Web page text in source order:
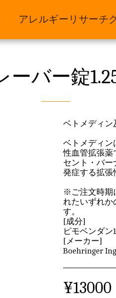
アレルギーリサーチ
バー錠
ベトメディン
ベトメディン
性血管拡張薬
セント・バー
発症する拡張
※ご注文時期
れたいずれか
す。
[成分]
ピモベンダン
[メーカー]
Boehringer
¥13000